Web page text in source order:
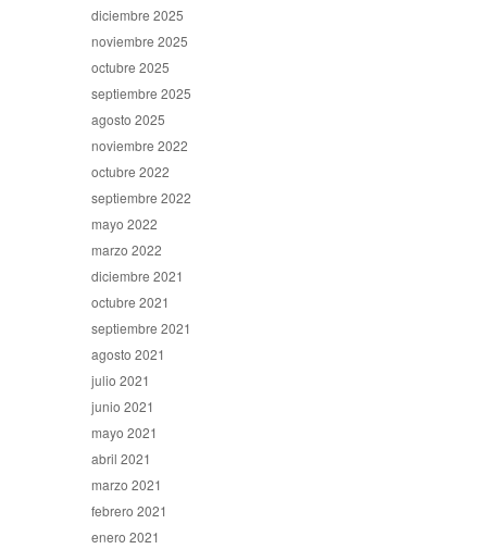
diciembre 2025
noviembre 2025
octubre 2025
septiembre 2025
agosto 2025
noviembre 2022
octubre 2022
septiembre 2022
mayo 2022
marzo 2022
diciembre 2021
octubre 2021
septiembre 2021
agosto 2021
julio 2021
junio 2021
mayo 2021
abril 2021
marzo 2021
febrero 2021
enero 2021